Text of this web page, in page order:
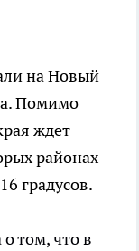
на Новый
Помимо
ждет
районах
градусов.
том, что в